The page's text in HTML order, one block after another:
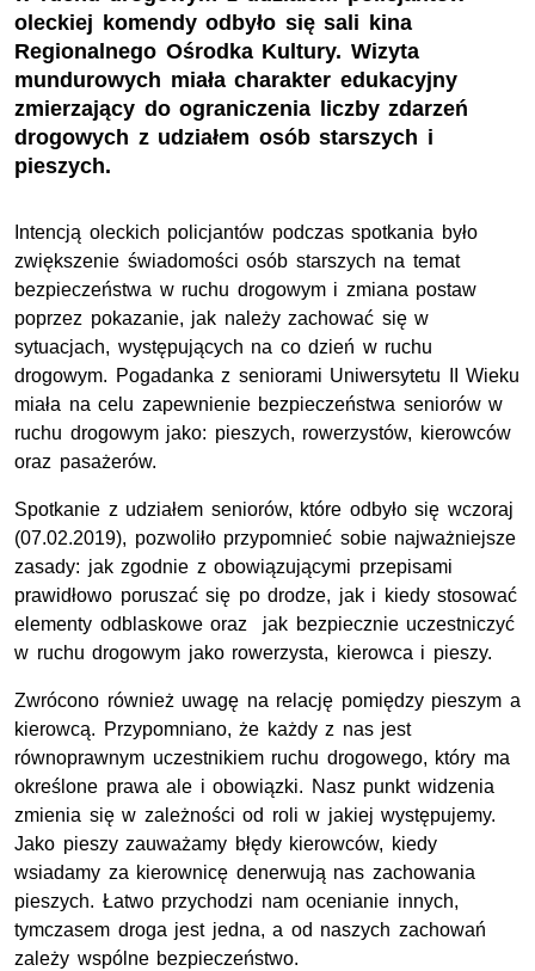
oleckiej komendy odbyło się sali kina
Regionalnego Ośrodka Kultury. Wizyta
mundurowych miała charakter edukacyjny
zmierzający do ograniczenia liczby zdarzeń
drogowych z udziałem osób starszych i
pieszych.
Intencją oleckich policjantów podczas spotkania było
zwiększenie świadomości osób starszych na temat
bezpieczeństwa w ruchu drogowym i zmiana postaw
poprzez pokazanie, jak należy zachować się w
sytuacjach, występujących na co dzień w ruchu
drogowym. Pogadanka z seniorami Uniwersytetu II Wieku
miała na celu zapewnienie bezpieczeństwa seniorów w
ruchu drogowym jako: pieszych, rowerzystów, kierowców
oraz pasażerów.
Spotkanie z udziałem seniorów, które odbyło się wczoraj
(07.02.2019), pozwoliło przypomnieć sobie najważniejsze
zasady: jak zgodnie z obowiązującymi przepisami
prawidłowo poruszać się po drodze, jak i kiedy stosować
elementy odblaskowe oraz jak bezpiecznie uczestniczyć
w ruchu drogowym jako rowerzysta, kierowca i pieszy.
Zwrócono również uwagę na relację pomiędzy pieszym a
kierowcą. Przypomniano, że każdy z nas jest
równoprawnym uczestnikiem ruchu drogowego, który ma
określone prawa ale i obowiązki. Nasz punkt widzenia
zmienia się w zależności od roli w jakiej występujemy.
Jako pieszy zauważamy błędy kierowców, kiedy
wsiadamy za kierownicę denerwują nas zachowania
pieszych. Łatwo przychodzi nam ocenianie innych,
tymczasem droga jest jedna, a od naszych zachowań
zależy wspólne bezpieczeństwo.